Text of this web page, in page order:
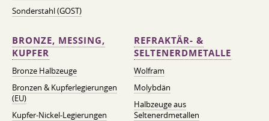
Sonderstahl (GOST)
BRONZE, MESSING,
KUPFER
Bronze Halbzeuge
Bronzen & Kupferlegierungen
(EU)
Kupfer-Nickel-Legierungen
REFRAKTÄR- &
SELTENERDMETALLE
Wolfram
Molybdän
Halbzeuge aus
Seltenerdmetallen